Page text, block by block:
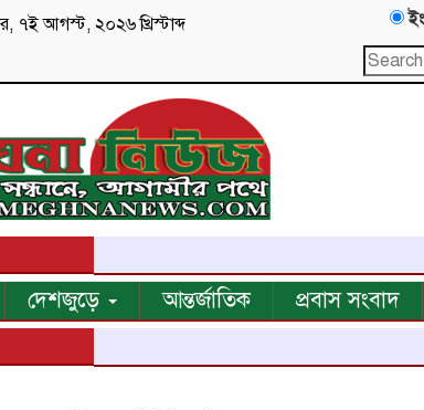
, ৭ই আগস্ট, ২০২৬ খ্রিস্টাব্দ
দেশজুড়ে আন্তর্জাতিক প্রবাস সংবাদ